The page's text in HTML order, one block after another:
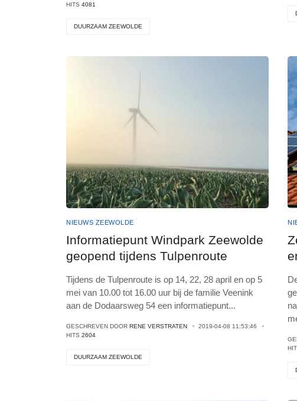
HITS 4081
DUURZAAM ZEEWOLDE
NIEUWS ZEEWOLDE
Informatiepunt Windpark Zeewolde
geopend tijdens Tulpenroute
Tijdens de Tulpenroute is op 14, 22, 28 april en op 5
mei van 10.00 tot 16.00 uur bij de familie Veenink
aan de Dodaarsweg 54 een informatiepunt...
GESCHREVEN DOOR RENE VERSTRATEN
2019-04-08 11:53:46
HITS 2604
DUURZAAM ZEEWOLDE